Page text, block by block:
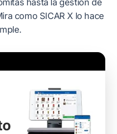
hasta la gestión de
como SICAR X lo hace